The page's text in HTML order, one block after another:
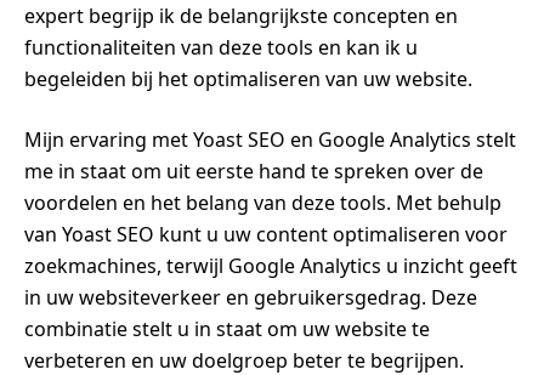
expert begrijp ik de belangrijkste concepten en
functionaliteiten van deze tools en kan ik u
begeleiden bij het optimaliseren van uw website.
Mijn ervaring met Yoast SEO en Google Analytics stelt
me in staat om uit eerste hand te spreken over de
voordelen en het belang van deze tools. Met behulp
van Yoast SEO kunt u uw content optimaliseren voor
zoekmachines, terwijl Google Analytics u inzicht geeft
in uw websiteverkeer en gebruikersgedrag. Deze
combinatie stelt u in staat om uw website te
verbeteren en uw doelgroep beter te begrijpen.